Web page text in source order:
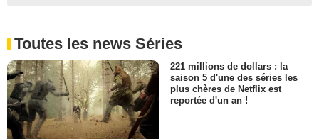
Toutes les news Séries
221 millions de dollars : la
saison 5 d'une des séries les
plus chères de Netflix est
reportée d'un an !